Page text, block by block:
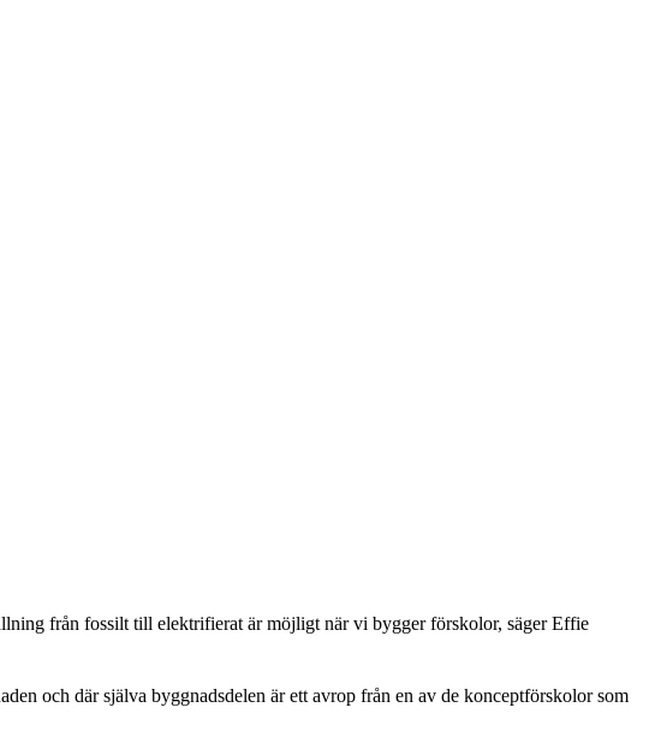
från fossilt till elektrifierat är möjligt när vi bygger förskolor, säger Effie
och där själva byggnadsdelen är ett avrop från en av de konceptförskolor som